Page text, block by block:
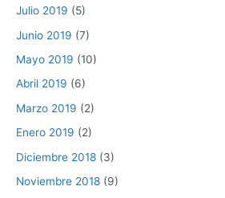
Julio 2019 (5)
Junio 2019 (7)
Mayo 2019 (10)
Abril 2019 (6)
Marzo 2019 (2)
Enero 2019 (2)
Diciembre 2018 (3)
Noviembre 2018 (9)